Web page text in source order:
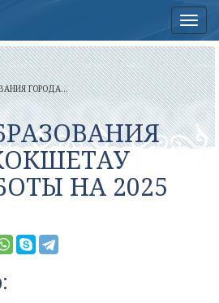
ГОРОДА...
НА 2025